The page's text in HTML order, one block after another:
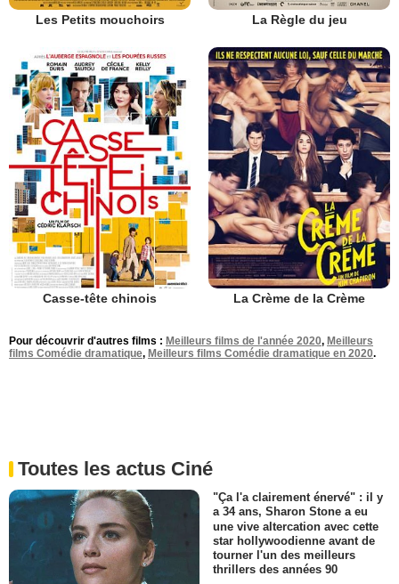
Les Petits mouchoirs La Règle du jeu
Casse-tête chinois La Crème de la Crème
Pour découvrir d'autres films : Meilleurs films de l'année 2020, Meilleurs
films Comédie dramatique, Meilleurs films Comédie dramatique en 2020.
Toutes les actus Ciné
"Ça l'a clairement énervé" : il y
a 34 ans, Sharon Stone a eu
une vive altercation avec cette
star hollywoodienne avant de
tourner l'un des meilleurs
thrillers des années 90